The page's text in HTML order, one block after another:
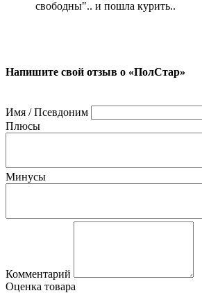
свободны".. и пошла курить..
Напишите свой отзыв о «ПолСтар»
Имя / Псевдоним
Плюсы
Минусы
Комментарий
Оценка товара